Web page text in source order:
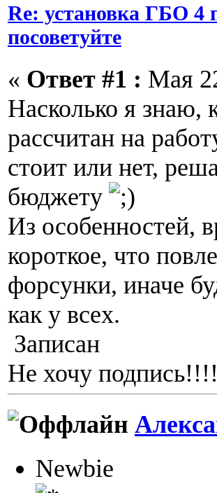
Re: установка ГБО 4
посоветуйте
« Ответ #1 : Мая
Насколько я знаю,
рассчитан на
стоит или нет,
бюджету
Из особенностей,
короткое, что
форсунки, иначе
как у всех.
Записан
Не хочу
Newbie